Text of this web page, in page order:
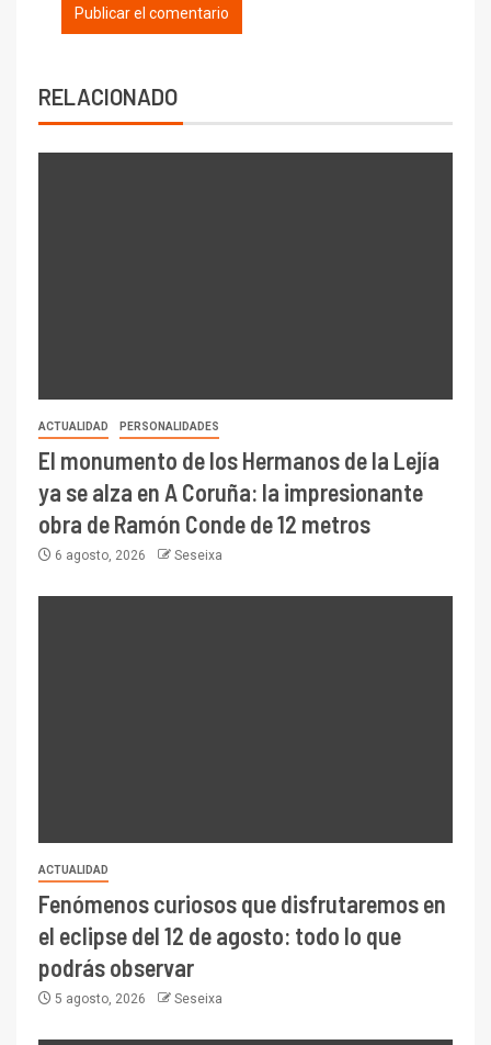
RELACIONADO
ACTUALIDAD PERSONALIDADES
El monumento de los Hermanos de la Lejía
ya se alza en A Coruña: la impresionante
obra de Ramón Conde de 12 metros
6 agosto, 2026 Seseixa
ACTUALIDAD
Fenómenos curiosos que disfrutaremos en
el eclipse del 12 de agosto: todo lo que
podrás observar
5 agosto, 2026 Seseixa